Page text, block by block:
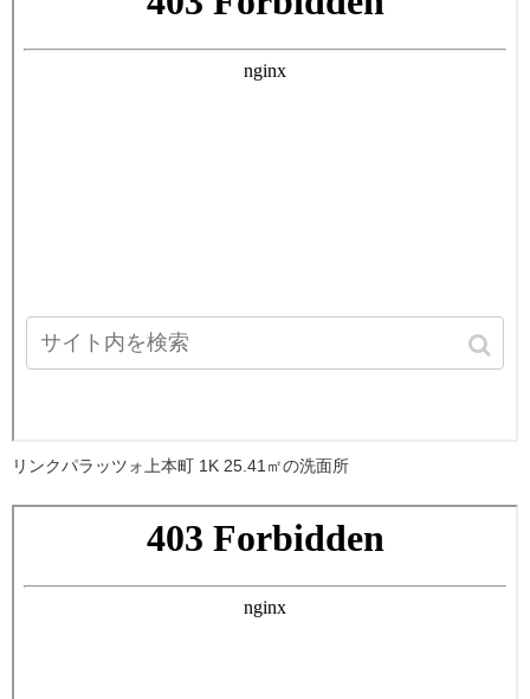
リンクパラッツォ上本町 1K 25.41㎡の洗面所